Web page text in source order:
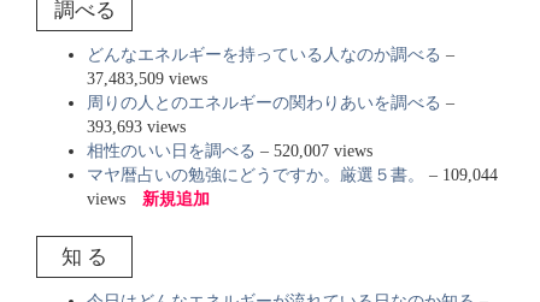
調べる
どんなエネルギーを持っている人なのか調べる –
37,483,509 views
周りの人とのエネルギーの関わりあいを調べる –
393,693 views
相性のいい日を調べる – 520,007 views
マヤ暦占いの勉強にどうですか。厳選５書。
– 109,044
views 新規追加
知 る